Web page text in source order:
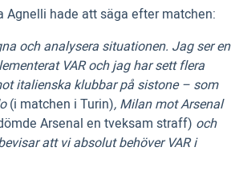
Agnelli hade att säga efter matchen:
och analysera situationen. Jag ser en
VAR och jag har sett flera
italienska klubbar på sistone – som
(i matchen i Turin), Milan mot Arsenal
Arsenal en tveksam straff) och
att vi absolut behöver VAR i